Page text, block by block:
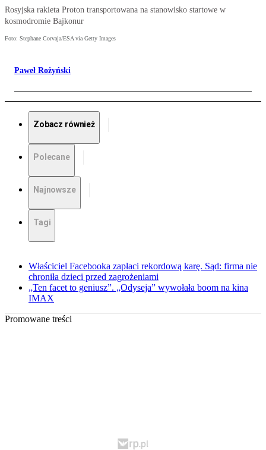
Rosyjska rakieta Proton transportowana na stanowisko startowe w
kosmodromie Bajkonur
Foto: Stephane Corvaja/ESA via Getty Images
Paweł Rożyński
Zobacz również
Polecane
Najnowsze
Tagi
Właściciel Facebooka zapłaci rekordową karę. Sąd: firma nie
chroniła dzieci przed zagrożeniami
„Ten facet to geniusz”. „Odyseja” wywołała boom na kina
IMAX
Promowane treści